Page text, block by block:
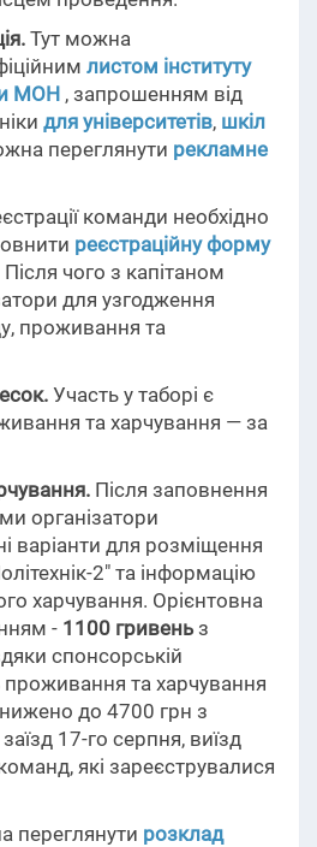
Тут можна
листом інституту
МОН , запрошенням від
для університетів, шкіл
переглянути рекламне
команди необхідно
реєстраційну форму
чого з капітаном
для узгодження
проживання та
Участь у таборі є
та харчування — за
Після заповнення
організатори
варіанти для розміщення
2" та інформацію
харчування. Орієнтовна
- 1100 гривень з
спонсорській
проживання та харчування
до 4700 грн з
17-го серпня, виїзд
які зареєструвалися
переглянути розклад